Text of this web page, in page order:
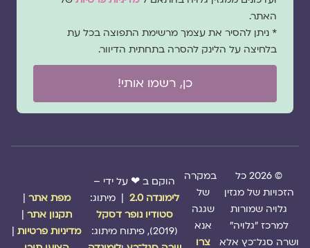
האתר.
* ניתן להסיר את עצמך מרשימת התפוצה בכל עת
בלחיצה על הלינק להסרה בתחתית הדיוור.
כן, רשמו אותי!
© 2026 כל
הזכויות של מגזין
גלויה שמורות
למרכז "גלויה"
ושרה סגל־כץ אלא
במקרה
של
שגגה
אנא
צרו
הוקם ב ❤ על ידי –
לימונדה 2.0
| מיתוג:
סטודיו נופר דסקל
מפת אתר|
תקנון אתר|
מדיניות פרטיות|